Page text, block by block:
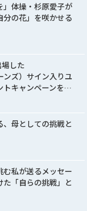
」体操・杉原愛子が
の花」を咲かせる
した
ズ）サイン入りユ
トキャンペーンを…
母としての挑戦と
む私が送るメッセー
「自らの挑戦」と